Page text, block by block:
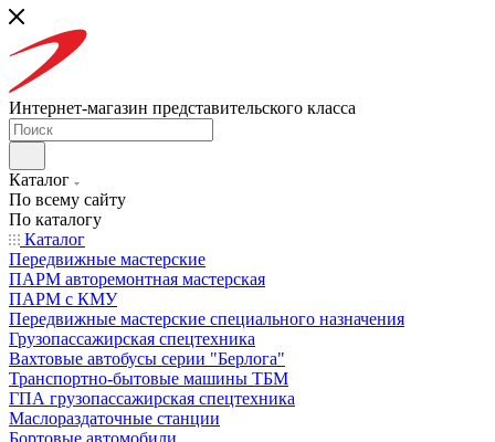
Интернет-магазин представительского класса
Каталог
По всему сайту
По каталогу
Каталог
Передвижные мастерские
ПАРМ авторемонтная мастерская
ПАРМ с КМУ
Передвижные мастерские специального назначения
Грузопассажирская спецтехника
Вахтовые автобусы серии "Берлога"
Транспортно-бытовые машины ТБМ
ГПА грузопассажирская спецтехника
Маслораздаточные станции
Бортовые автомобили